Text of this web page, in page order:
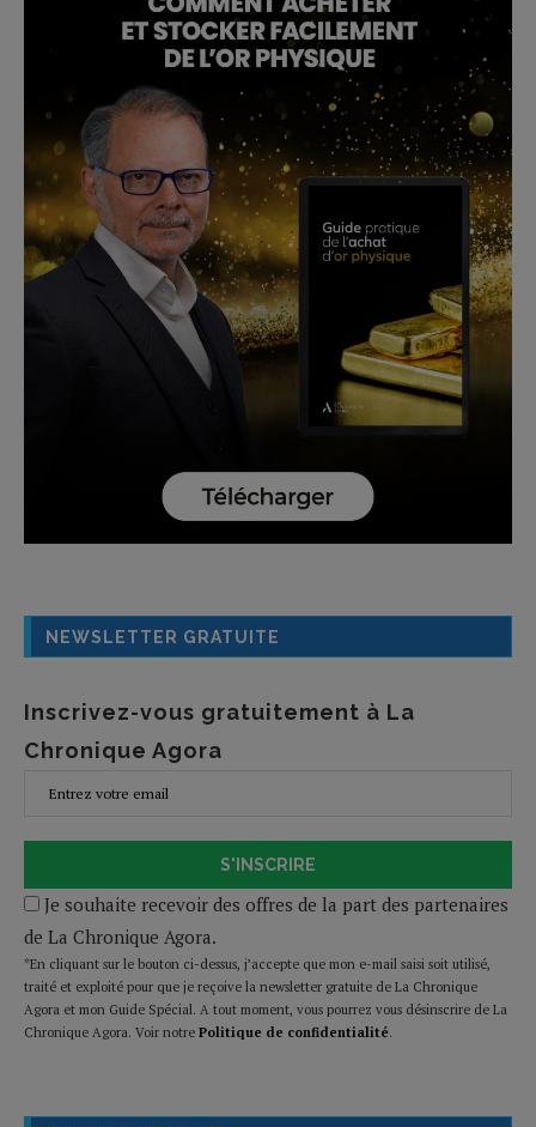
NEWSLETTER GRATUITE
Inscrivez-vous gratuitement à La
Chronique Agora
S'INSCRIRE
Je souhaite recevoir des offres de la part des partenaires
de La Chronique Agora.
*En cliquant sur le bouton ci-dessus, j’accepte que mon e-mail saisi soit utilisé,
traité et exploité pour que je reçoive la newsletter gratuite de La Chronique
Agora et mon Guide Spécial. A tout moment, vous pourrez vous désinscrire de La
Chronique Agora. Voir notre Politique de confidentialité.